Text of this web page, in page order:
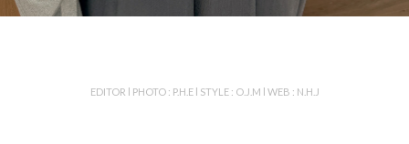
EDITOR l PHOTO : P.H.E l STYLE : O.J.M l WEB : N.H.J